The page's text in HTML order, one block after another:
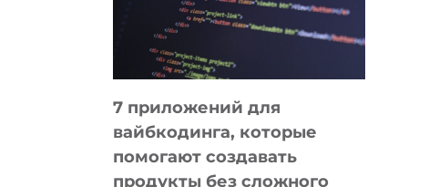
РАБОТЫ
7 приложений для
вайбкодинга, которые
помогают создавать
продукты без сложного